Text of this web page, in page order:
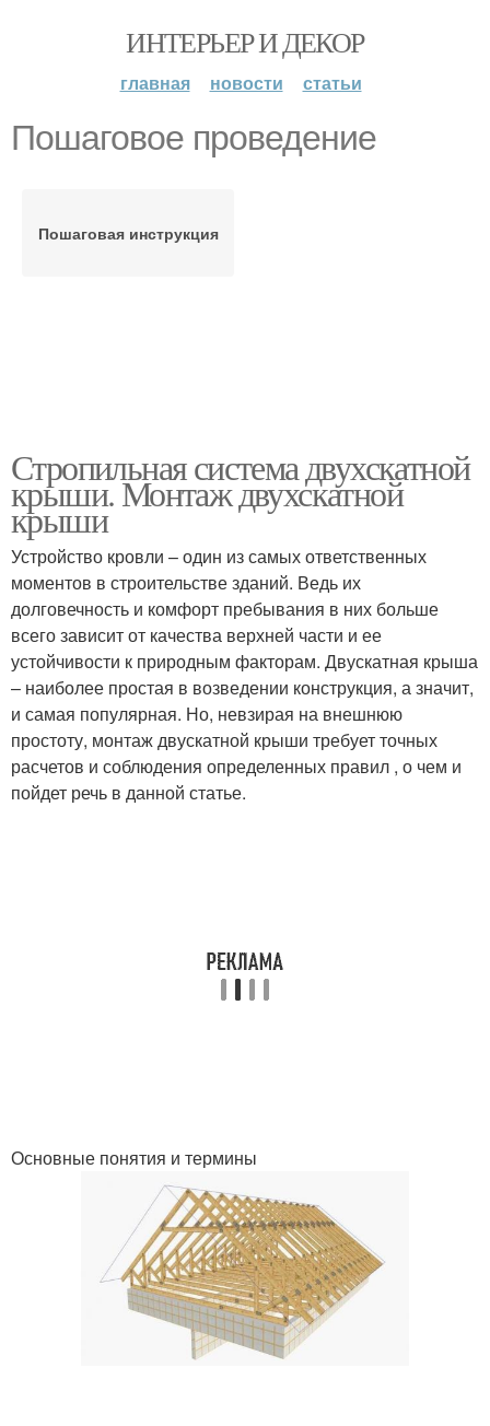
ИНТЕРЬЕР И ДЕКОР
главная новости статьи
Пошаговое проведение
Пошаговая инструкция
Стропильная система двухскатной
крыши. Монтаж двухскатной
крыши
Устройство кровли – один из самых ответственных
моментов в строительстве зданий. Ведь их
долговечность и комфорт пребывания в них больше
всего зависит от качества верхней части и ее
устойчивости к природным факторам. Двускатная крыша
– наиболее простая в возведении конструкция, а значит,
и самая популярная. Но, невзирая на внешнюю
простоту, монтаж двускатной крыши требует точных
расчетов и соблюдения определенных правил , о чем и
пойдет речь в данной статье.
Основные понятия и термины